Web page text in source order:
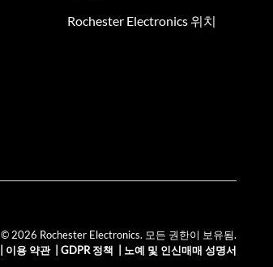
Rochester Electronics 위치
© 2026 Rochester Electronics. 모든 권한이 보유됨.
이용 약관| GDPR 정책 노예 및 인신매매 성명서